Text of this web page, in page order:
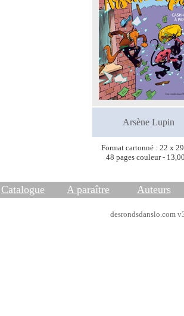
Arsène Lupin
Format cartonné : 22 x
48 pages couleur -
Catalogue A paraître Auteurs
desrondsdanslo.com